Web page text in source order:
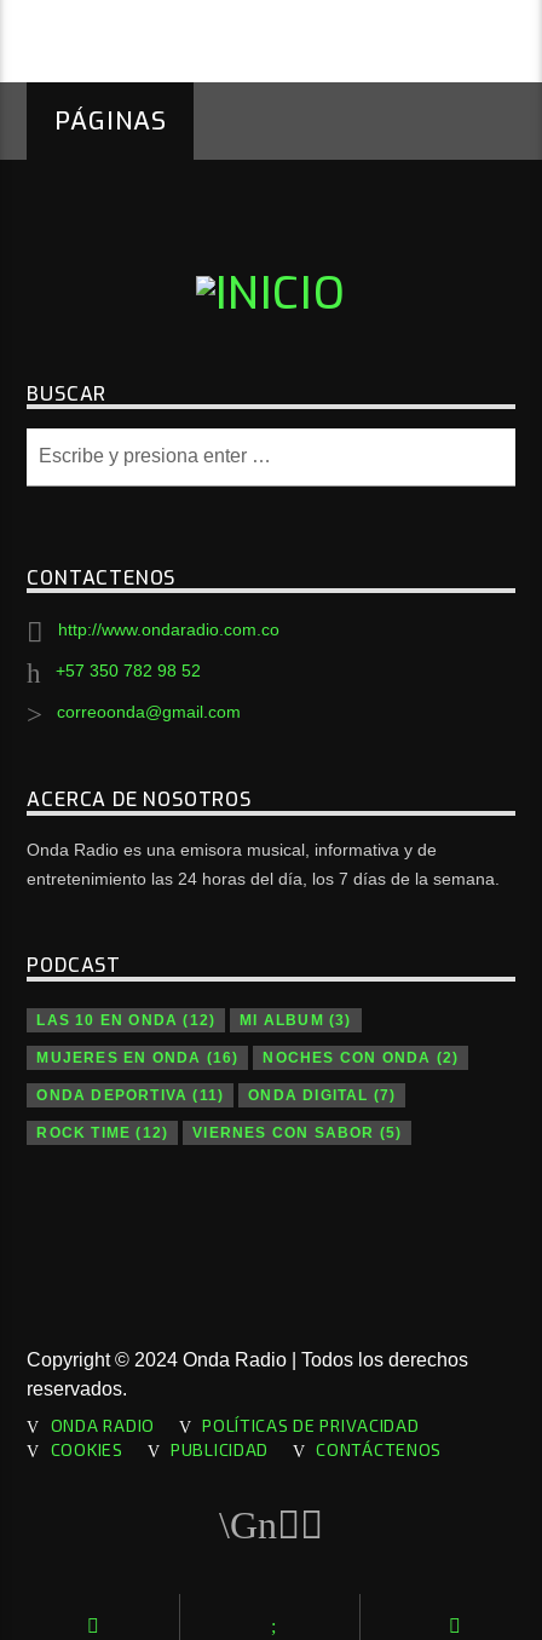
PÁGINAS
BUSCAR
CONTACTENOS
http://www.ondaradio.com.co
+57 350 782 98 52
correoonda@gmail.com
ACERCA DE NOSOTROS
Onda Radio es una emisora musical, informativa y de
entretenimiento las 24 horas del día, los 7 días de la semana.
PODCAST
LAS 10 EN ONDA (12) MI ALBUM (3)
MUJERES EN ONDA (16) NOCHES CON ONDA (2)
ONDA DEPORTIVA (11) ONDA DIGITAL (7)
ROCK TIME (12) VIERNES CON SABOR (5)
Copyright © 2024 Onda Radio | Todos los derechos
reservados.
ONDA RADIO
POLÍTICAS DE PRIVACIDAD
COOKIES
PUBLICIDAD CONTÁCTENOS